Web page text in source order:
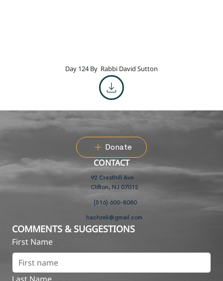
Day 124 By Rabbi David Sutton
Donate
CONTACT
92 Cresthill Ave
Clifton, NJ 07012
(516) 600-8080
hachzek@gmail.com
COMMENTS & SUGGESTIONS
First Name